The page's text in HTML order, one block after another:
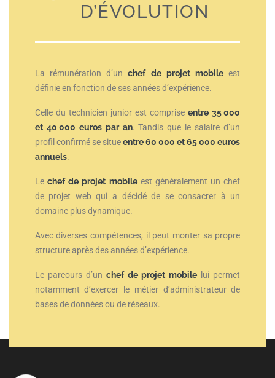
D’ÉVOLUTION
La rémunération d’unchef de projet mobile est
définie en fonction de ses années d’expérience.
Celle du technicien junior est compriseentre 35 000
et 40 000 euros par an.Tandis que le salaire d’un
profil confirmé se situeentre 60 000 et 65 000 euros
annuels.
Le chef de projet mobileest généralement un chef
de projet web qui a décidé de se consacrer à un
domaine plus dynamique.
Avec diverses compétences, il peut monter sa propre
structure après des années d’expérience.
Le parcours d’un chef de projet mobile lui permet
notamment d’exercer le métier d’administrateur de
bases de données ou de réseaux.